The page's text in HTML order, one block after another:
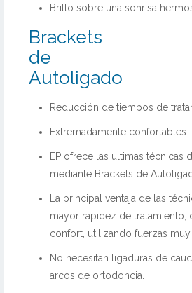
Brillo sobre una sonrisa
Brackets
de
Autoligado
Reducción de tiempos de
Extremadamente confortables.
EP ofrece las ultimas técnicas
mediante Brackets de
La principal ventaja de las
mayor rapidez de tratamiento,
confort, utilizando fuerzas muy
No necesitan ligaduras de
arcos de ortodoncia.